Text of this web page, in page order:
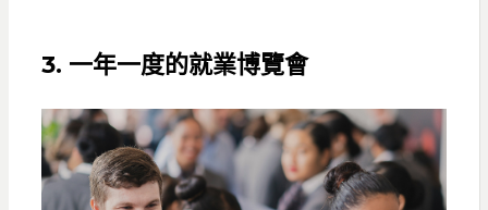
3. 一年一度的就業博覽會